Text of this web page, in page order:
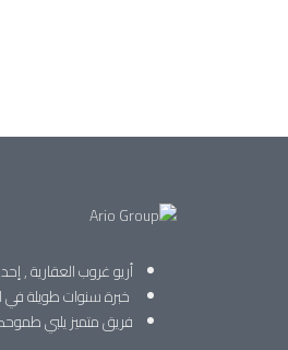
أريو غروب العقارية ,
خبرة سنوات طويلة
فريق متميز يلبي